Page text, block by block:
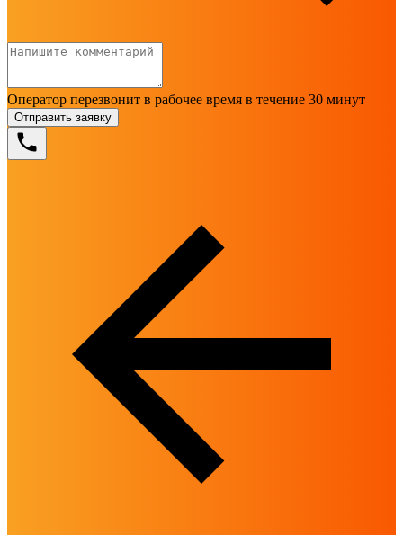
Оператор перезвонит в рабочее время в течение 30 минут
Отправить заявку